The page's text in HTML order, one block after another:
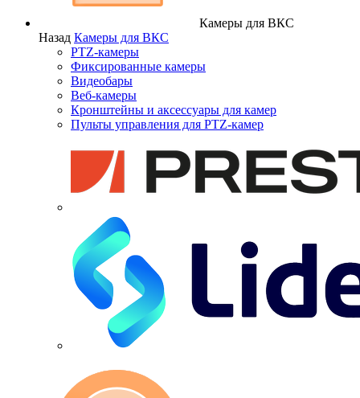
Камеры для ВКС
Назад Камеры для ВКС
PTZ-камеры
Фиксированные камеры
Видеобары
Веб-камеры
Кронштейны и аксессуары для камер
Пульты управления для PTZ-камер